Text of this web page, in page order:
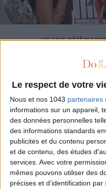
Le respect de votre
Nous et nos 1043 partenaires
informations sur un appareil,
des données personnelles
des informations standards
publicités et du contenu
et de contenu, des études
services. Avec votre
mêmes pouvons utiliser des
précises et d’identification
LES SACS D’ÉTÉ QUI
CONNAISSEZ-VOUS LE AIRBNB